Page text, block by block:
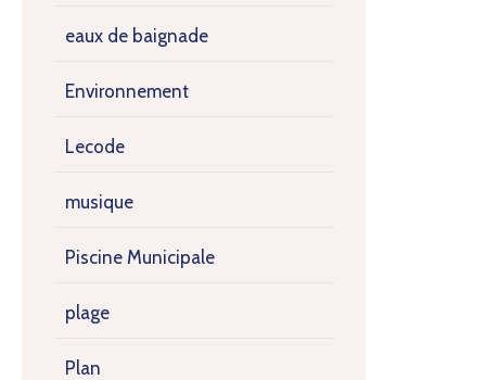
eaux de baignade
Environnement
Lecode
musique
Piscine Municipale
plage
Plan